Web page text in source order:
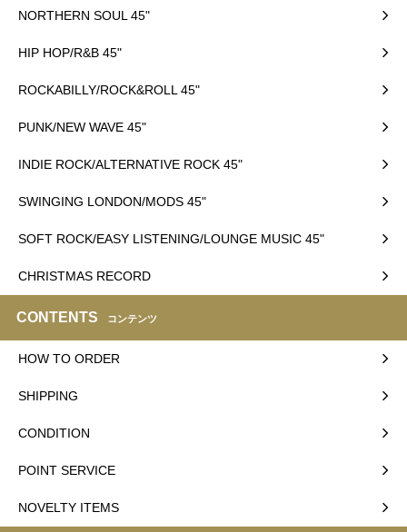
NORTHERN SOUL 45"
HIP HOP/R&B 45"
ROCKABILLY/ROCK&ROLL 45"
PUNK/NEW WAVE 45"
INDIE ROCK/ALTERNATIVE ROCK 45"
SWINGING LONDON/MODS 45"
SOFT ROCK/EASY LISTENING/LOUNGE MUSIC 45"
CHRISTMAS RECORD
CONTENTS コンテンツ
HOW TO ORDER
SHIPPING
CONDITION
POINT SERVICE
NOVELTY ITEMS